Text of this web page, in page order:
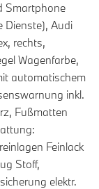
Smartphone
Dienste), Audi
rechts,
Wagenfarbe,
automatischem
inkl.
Fußmatten
Feinlack
Stoff,
elektr.